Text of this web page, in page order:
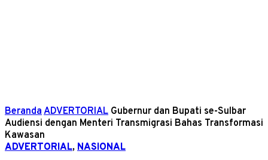
Beranda ADVERTORIAL Gubernur dan Bupati se-Sulbar
Audiensi dengan Menteri Transmigrasi Bahas Transformasi
Kawasan
ADVERTORIAL, NASIONAL